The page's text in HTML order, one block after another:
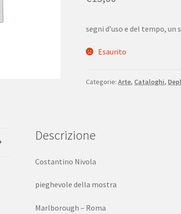
segni d’uso e del tempo,
Esaurito
Categorie:Arte, Cataloghi,
Descrizione
Costantino Nivola
pieghevole della mostra
Marlborough – Roma